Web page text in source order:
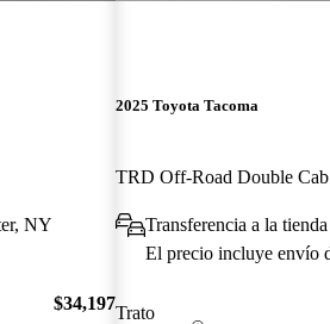
NY
$34,197
2025 Toyota Tacoma
TRD Off-Road Double
Transferencia a la
El precio incluye envío
Trato